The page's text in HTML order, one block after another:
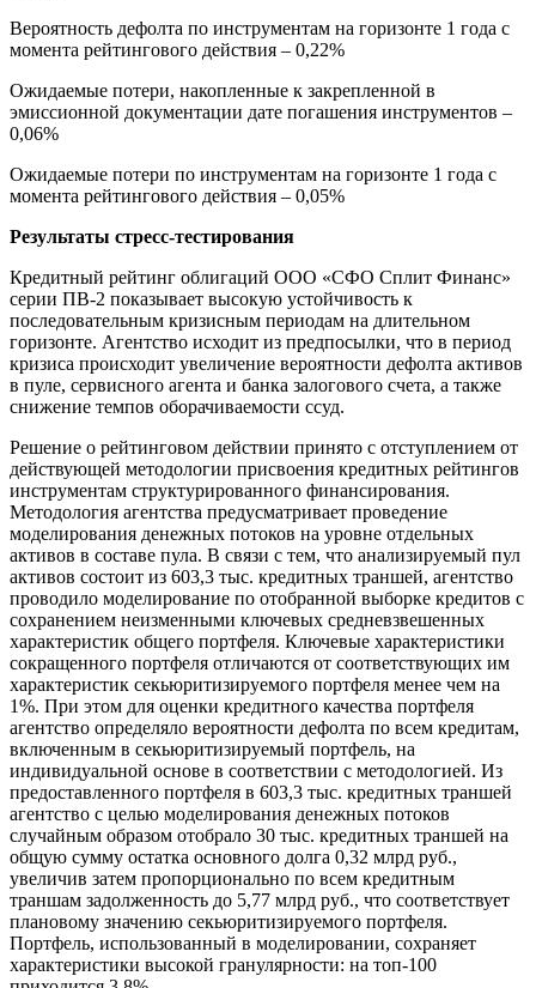
Вероятность дефолта по инструментам на горизонте 1 года с
момента рейтингового действия – 0,22%
Ожидаемые потери, накопленные к закрепленной в
эмиссионной документации дате погашения инструментов –
0,06%
Ожидаемые потери по инструментам на горизонте 1 года с
момента рейтингового действия – 0,05%
Результаты стресс-тестирования
Кредитный рейтинг облигаций ООО «СФО Сплит Финанс»
серии ПВ-2 показывает высокую устойчивость к
последовательным кризисным периодам на длительном
горизонте. Агентство исходит из предпосылки, что в период
кризиса происходит увеличение вероятности дефолта активов
в пуле, сервисного агента и банка залогового счета, а также
снижение темпов оборачиваемости ссуд.
Решение о рейтинговом действии принято с отступлением от
действующей методологии присвоения кредитных рейтингов
инструментам структурированного финансирования.
Методология агентства предусматривает проведение
моделирования денежных потоков на уровне отдельных
активов в составе пула. В связи с тем, что анализируемый пул
активов состоит из 603,3 тыс. кредитных траншей, агентство
проводило моделирование по отобранной выборке кредитов с
сохранением неизменными ключевых средневзвешенных
характеристик общего портфеля. Ключевые характеристики
сокращенного портфеля отличаются от соответствующих им
характеристик секьюритизируемого портфеля менее чем на
1%. При этом для оценки кредитного качества портфеля
агентство определяло вероятности дефолта по всем кредитам,
включенным в секьюритизируемый портфель, на
индивидуальной основе в соответствии с методологией. Из
предоставленного портфеля в 603,3 тыс. кредитных траншей
агентство с целью моделирования денежных потоков
случайным образом отобрало 30 тыс. кредитных траншей на
общую сумму остатка основного долга 0,32 млрд руб.,
увеличив затем пропорционально по всем кредитным
траншам задолженность до 5,77 млрд руб., что соответствует
плановому значению секьюритизируемого портфеля.
Портфель, использованный в моделировании, сохраняет
характеристики высокой гранулярности: на топ-100